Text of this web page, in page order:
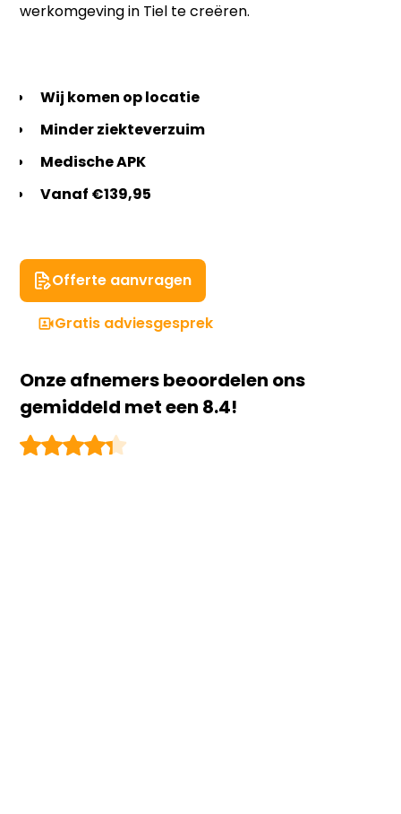
werkomgeving in Tiel te creëren.
Wij komen op locatie
Minder ziekteverzuim
Medische APK
Vanaf €139,95
Offerte aanvragen
Gratis adviesgesprek
Onze afnemers beoordelen ons
gemiddeld met een 8.4!